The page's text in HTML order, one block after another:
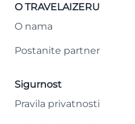
O TRAVELAIZERU
O nama
Postanite partner
Sigurnost
Pravila privatnosti